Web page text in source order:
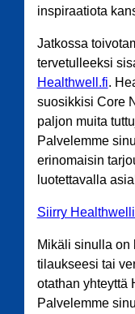
inspiraatiota
Jatkossa
tervetulleeksi
Healthwell.fi.
suosikkisi Core
paljon muita
Palvelemme
erinomaisin
luotettavalla
Siirry
Mikäli sinulla on
tilaukseesi tai
otathan yhteyttä
Palvelemme